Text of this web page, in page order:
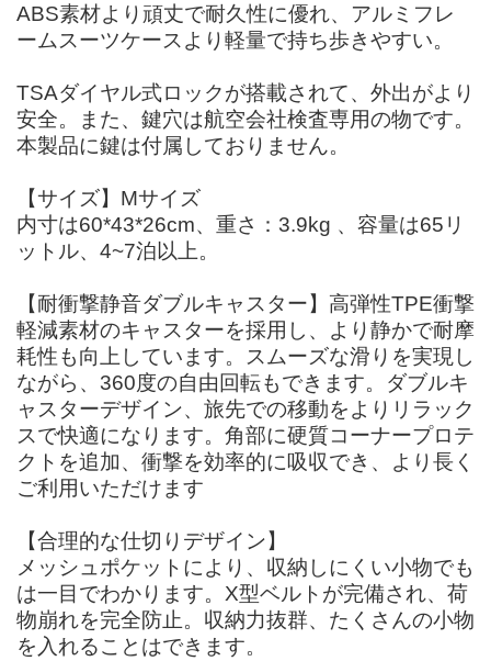
ABS素材より頑丈で耐久性に優れ、アルミフレ
ームスーツケースより軽量で持ち歩きやすい。
TSAダイヤル式ロックが搭載されて、外出がより
安全。また、鍵穴は航空会社検査専用の物です。
本製品に鍵は付属しておりません。
【サイズ】Mサイズ
内寸は60*43*26cm、重さ：3.9kg 、容量は65リ
ットル、4~7泊以上。
【耐衝撃静音ダブルキャスター】高弾性TPE衝撃
軽減素材のキャスターを採用し、より静かで耐摩
耗性も向上しています。スムーズな滑りを実現し
ながら、360度の自由回転もできます。ダブルキ
ャスターデザイン、旅先での移動をよりリラック
スで快適になります。角部に硬質コーナープロテ
クトを追加、衝撃を効率的に吸収でき、より長く
ご利用いただけます
【合理的な仕切りデザイン】
メッシュポケットにより、収納しにくい小物でも
は一目でわかります。X型ベルトが完備され、荷
物崩れを完全防止。収納力抜群、たくさんの小物
を入れることはできます。